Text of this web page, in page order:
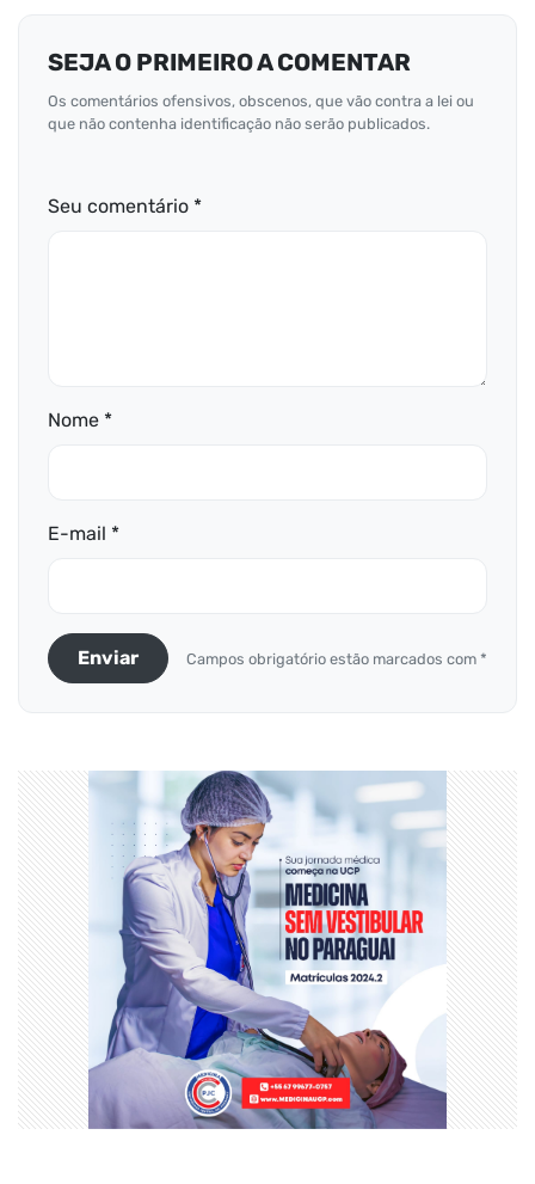
SEJA O PRIMEIRO A COMENTAR
Os comentários ofensivos, obscenos, que vão contra a lei ou
que não contenha identificação não serão publicados.
Seu comentário *
Nome *
E-mail *
Enviar Campos obrigatório estão marcados com *